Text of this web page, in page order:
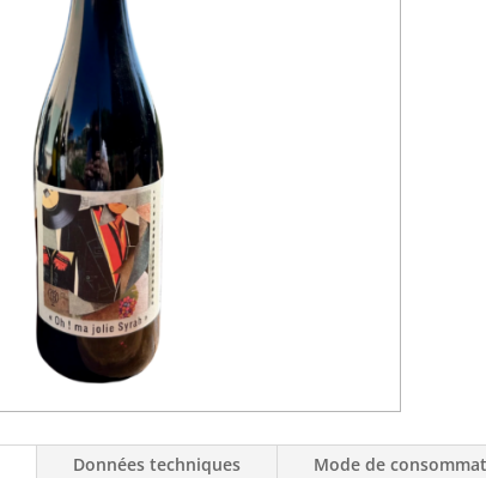
Données techniques Mode de